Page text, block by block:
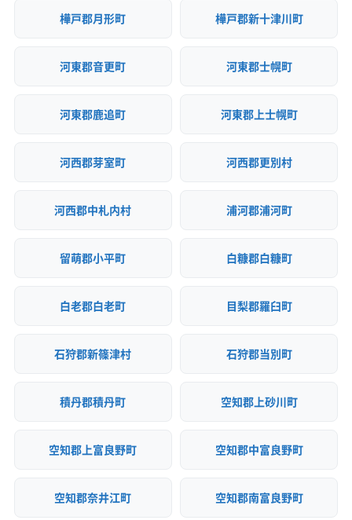
樺戸郡月形町 樺戸郡新十津川町
河東郡音更町 河東郡士幌町
河東郡鹿追町 河東郡上士幌町
河西郡芽室町 河西郡更別村
河西郡中札内村 浦河郡浦河町
留萌郡小平町 白糠郡白糠町
白老郡白老町 目梨郡羅臼町
石狩郡新篠津村 石狩郡当別町
積丹郡積丹町 空知郡上砂川町
空知郡上富良野町 空知郡中富良野町
空知郡奈井江町 空知郡南富良野町